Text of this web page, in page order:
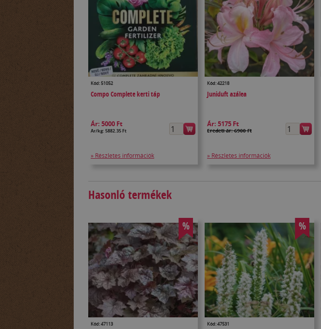
Kód: 51052
Compo Complete kerti táp
Ár: 5000 Ft
Ár/kg: 5882.35 Ft
» Részletes információk
Kód: 42218
Juniduft azálea
Ár:5175 Ft
Eredeti ár: 6900 Ft
» Részletes információk
Hasonló termékek
%
Kód: 47113
%
Kód: 47531